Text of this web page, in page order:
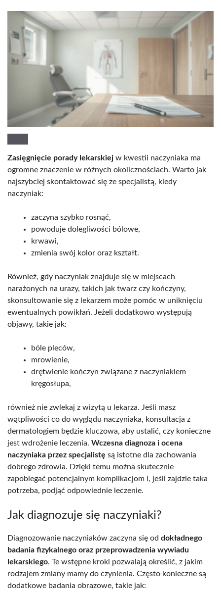
Zasięgnięcie porady lekarskiej w kwestii naczyniaka ma
ogromne znaczenie w różnych okolicznościach. Warto jak
najszybciej skontaktować się ze specjalistą, kiedy
naczyniak:
zaczyna szybko rosnąć,
powoduje dolegliwości bólowe,
krwawi,
zmienia swój kolor oraz kształt.
Również, gdy naczyniak znajduje się w miejscach
narażonych na urazy, takich jak twarz czy kończyny,
skonsultowanie się z lekarzem może pomóc w uniknięciu
ewentualnych powikłań. Jeżeli dodatkowo występują
objawy, takie jak:
bóle pleców,
mrowienie,
drętwienie kończyn związane z naczyniakiem
kręgosłupa,
również nie zwlekaj z wizytą u lekarza. Jeśli masz
wątpliwości co do wyglądu naczyniaka, konsultacja z
dermatologiem będzie kluczowa, aby ustalić, czy konieczne
jest wdrożenie leczenia. Wczesna diagnoza i ocena
naczyniaka przez specjalistę są istotne dla zachowania
dobrego zdrowia. Dzięki temu można skutecznie
zapobiegać potencjalnym komplikacjom i, jeśli zajdzie taka
potrzeba, podjąć odpowiednie leczenie.
Jak diagnozuje się naczyniaki?
Diagnozowanie naczyniaków zaczyna się od dokładnego
badania fizykalnego oraz przeprowadzenia wywiadu
lekarskiego. Te wstępne kroki pozwalają określić, z jakim
rodzajem zmiany mamy do czynienia. Często konieczne są
dodatkowe badania obrazowe, takie jak: